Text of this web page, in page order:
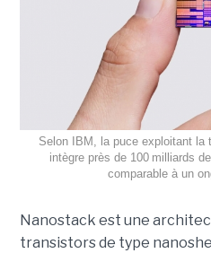
Selon IBM, la puce exploitant la
intègre près de 100 milliards
comparable à un
Nanostack est une
transistors de type